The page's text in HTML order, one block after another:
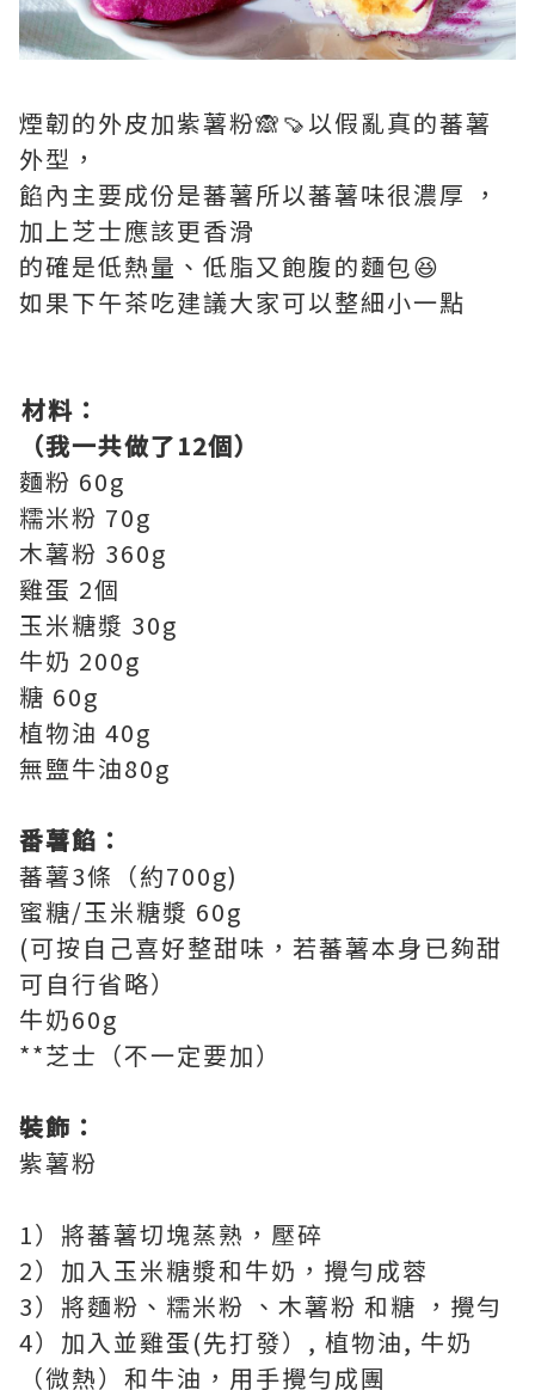
煙韌的外皮加紫薯粉🙈🍠以假亂真的蕃薯
外型，
餡內主要成份是蕃薯所以蕃薯味很濃厚 ，
加上芝士應該更香滑
的確是低熱量、低脂又飽腹的麵包😆
如果下午茶吃建議大家可以整細小一點
⁣材料：
（我一共做了12個）
麵粉 60g
糯米粉 70g
木薯粉 360g
雞蛋 2個
玉米糖漿 30g
牛奶 200g
糖 60g
植物油 40g
無鹽牛油80g
番薯餡：
蕃薯3條（約700g)
蜜糖/玉米糖漿 60g
(可按自己喜好整甜味，若蕃薯本身已夠甜
可自行省略）
牛奶60g
**芝士（不一定要加）
裝飾：
紫薯粉
1）將蕃薯切塊蒸熟，壓碎
2）加入玉米糖漿和牛奶，攪勻成蓉
3）將麵粉、糯米粉 、木薯粉 和糖 ，攪勻
4）加入並雞蛋(先打發）, 植物油, 牛奶
（微熱）和牛油，用手攪勻成團